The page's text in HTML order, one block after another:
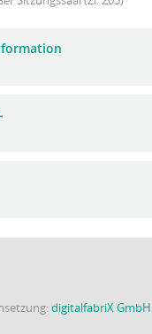
digitalfabriX GmbH